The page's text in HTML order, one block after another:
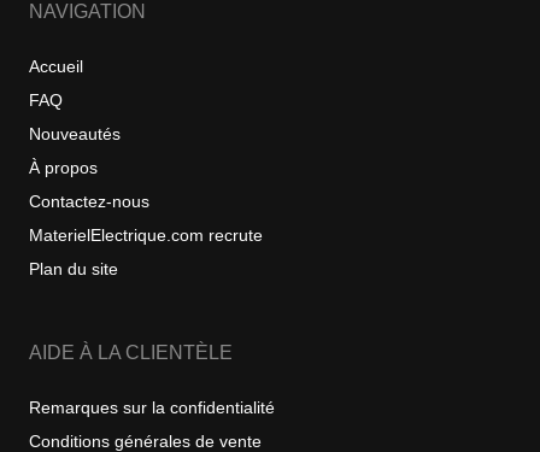
NAVIGATION
Accueil
FAQ
Nouveautés
À propos
Contactez-nous
MaterielElectrique.com recrute
Plan du site
AIDE À LA CLIENTÈLE
Remarques sur la confidentialité
Conditions générales de vente